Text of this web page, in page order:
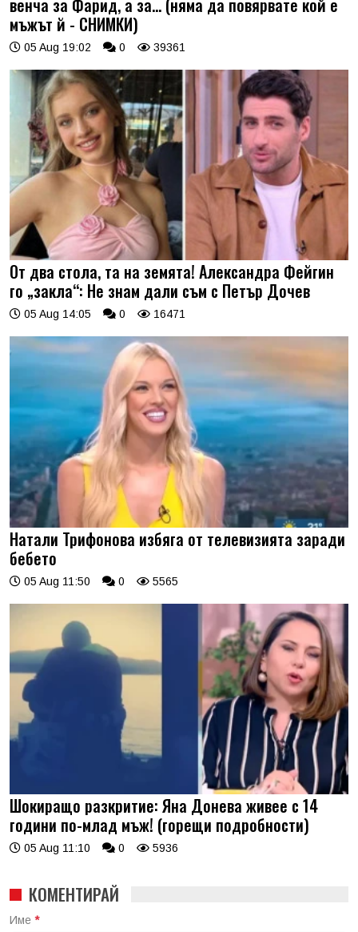
мъжът й - СНИМКИ)
05 Aug 19:02 0 39361
От два стола, та на земята! Александра Фейгин
го „закла“: Не знам дали съм с Петър Дочев
05 Aug 14:05 0 16471
Натали Трифонова избяга от телевизията заради
бебето
05 Aug 11:50 0 5565
Шокиращо разкритие: Яна Донева живее с 14
години по-млад мъж! (горещи подробности)
05 Aug 11:10 0 5936
КОМЕНТИРАЙ
Име *